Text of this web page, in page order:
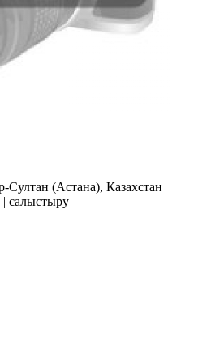
(Астана), Казахстан
| салыстыру